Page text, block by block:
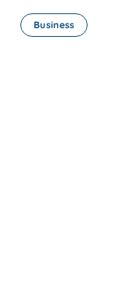
Business